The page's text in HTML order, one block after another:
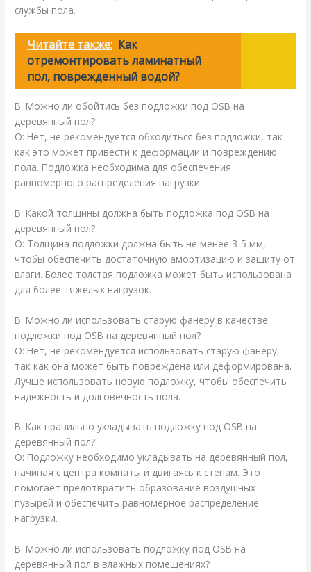
службы пола.
Читайте также: Как
отремонтировать ламинатный
пол, поврежденный водой?
В: Можно ли обойтись без подложки под OSB на
деревянный пол?
О: Нет, не рекомендуется обходиться без подложки, так
как это может привести к деформации и повреждению
пола. Подложка необходима для обеспечения
равномерного распределения нагрузки.
В: Какой толщины должна быть подложка под OSB на
деревянный пол?
О: Толщина подложки должна быть не менее 3-5 мм,
чтобы обеспечить достаточную амортизацию и защиту от
влаги. Более толстая подложка может быть использована
для более тяжелых нагрузок.
В: Можно ли использовать старую фанеру в качестве
подложки под OSB на деревянный пол?
О: Нет, не рекомендуется использовать старую фанеру,
так как она может быть повреждена или деформирована.
Лучше использовать новую подложку, чтобы обеспечить
надежность и долговечность пола.
В: Как правильно укладывать подложку под OSB на
деревянный пол?
О: Подложку необходимо укладывать на деревянный пол,
начиная с центра комнаты и двигаясь к стенам. Это
помогает предотвратить образование воздушных
пузырей и обеспечить равномерное распределение
нагрузки.
В: Можно ли использовать подложку под OSB на
деревянный пол в влажных помещениях?